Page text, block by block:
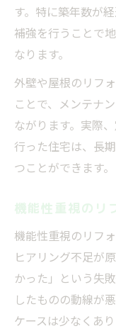
す。特に築年数が
補強を行うことで
なります。
外壁や屋根のリフ
ことで、メンテナ
ながります。実際
行った住宅は、長
つことができます。
機能性重視のリ
機能性重視のリフ
ヒアリング不足が
かった」という失
したものの動線が
ケースは少なくあり